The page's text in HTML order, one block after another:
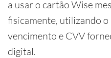
a usar o cartão Wise
fisicamente, utilizando
vencimento e CVV
digital.